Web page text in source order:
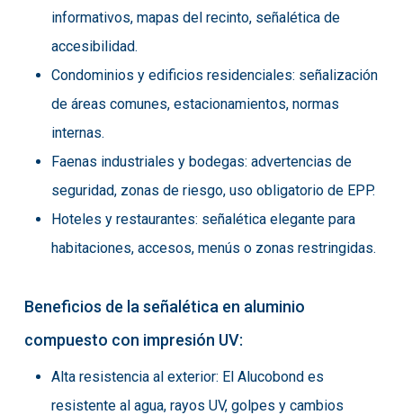
informativos, mapas del recinto, señalética de
accesibilidad.
Condominios y edificios residenciales: señalización
de áreas comunes, estacionamientos, normas
internas.
Faenas industriales y bodegas: advertencias de
seguridad, zonas de riesgo, uso obligatorio de EPP.
Hoteles y restaurantes: señalética elegante para
habitaciones, accesos, menús o zonas restringidas.
Beneficios de la señalética en aluminio
compuesto con impresión UV:
Alta resistencia al exterior: El Alucobond es
resistente al agua, rayos UV, golpes y cambios